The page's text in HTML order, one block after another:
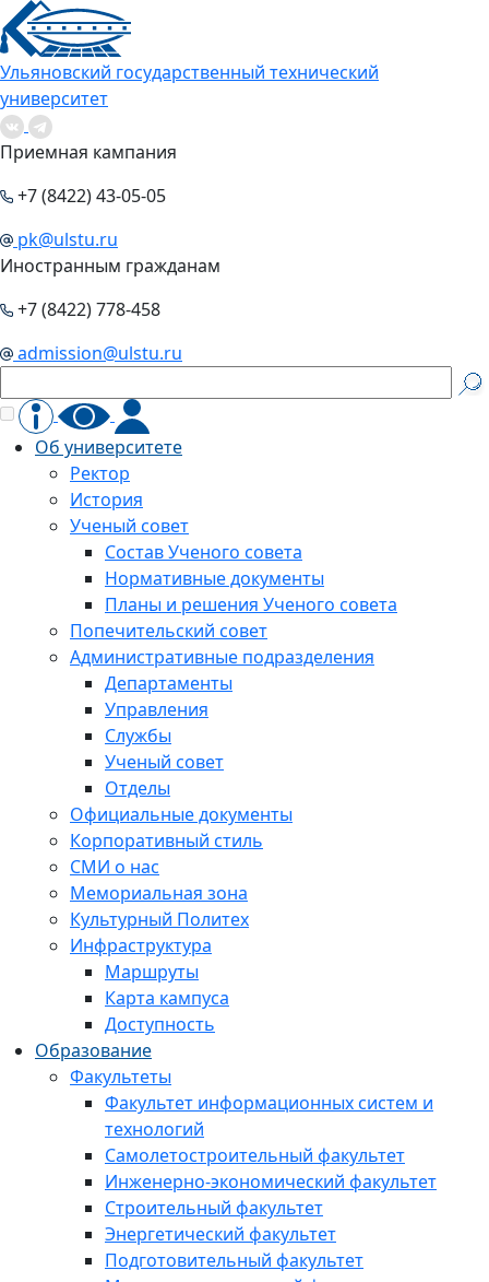
Ульяновский государственный технический
университет
Приемная кампания
+7 (8422) 43-05-05
pk@ulstu.ru
Иностранным гражданам
+7 (8422) 778-458
admission@ulstu.ru
Об университете
Ректор
История
Ученый совет
Состав Ученого совета
Нормативные документы
Планы и решения Ученого совета
Попечительский совет
Административные подразделения
Департаменты
Управления
Службы
Ученый совет
Отделы
Официальные документы
Корпоративный стиль
СМИ о нас
Мемориальная зона
Культурный Политех
Инфраструктура
Маршруты
Карта кампуса
Доступность
Образование
Факультеты
Факультет информационных систем и
технологий
Самолетостроительный факультет
Инженерно-экономический факультет
Строительный факультет
Энергетический факультет
Подготовительный факультет